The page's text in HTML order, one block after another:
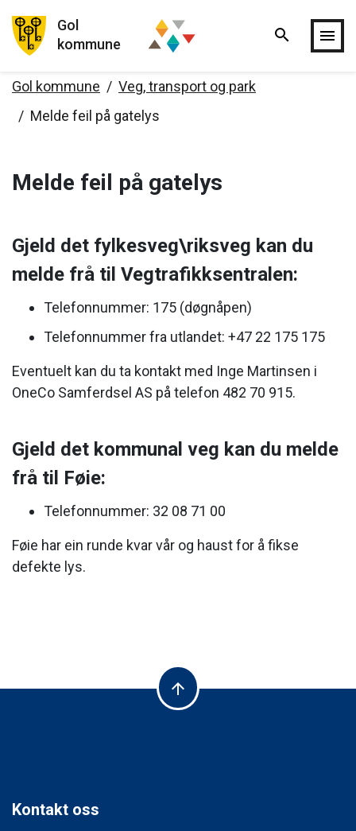
Hopp til hovedinnholdet
Gol
kommune
search menu
Gol kommune
Veg, transport og park
Melde feil på gatelys
Melde feil på gatelys
Gjeld det fylkesveg\riksveg kan du
melde frå til Vegtrafikksentralen:
Telefonnummer: 175 (døgnåpen)
Telefonnummer fra utlandet: +47 22 175 175
Eventuelt kan du ta kontakt med Inge Martinsen i
OneCo Samferdsel AS på telefon 482 70 915.
Gjeld det kommunal veg kan du melde
frå til Føie:
Telefonnummer: 32 08 71 00
Føie har ein runde kvar vår og haust for å fikse
defekte lys.
arrow_upward
Kontakt oss